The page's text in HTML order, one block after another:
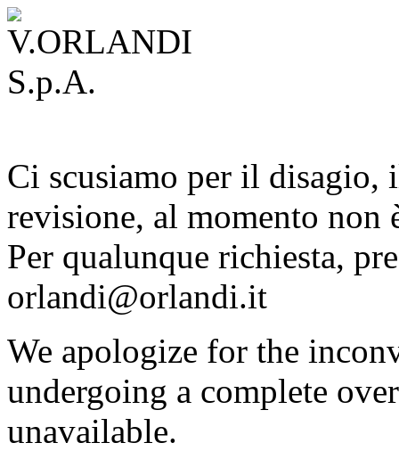
Ci scusiamo per il disagio,
revisione, al momento non
Per qualunque richiesta,
orlandi@orlandi.it
We apologize for the
undergoing a complete
unavailable.